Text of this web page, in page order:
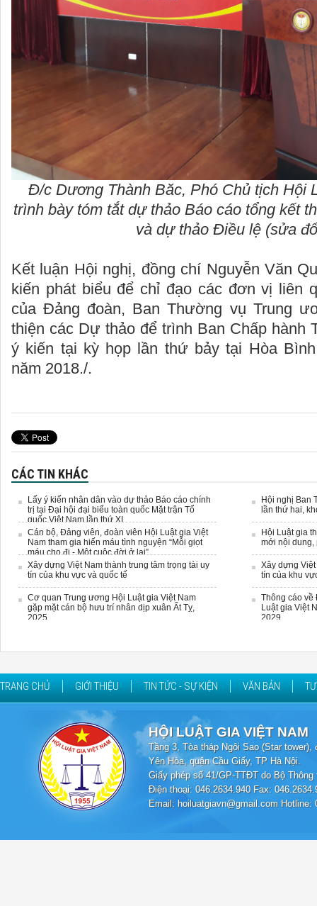
Đ/c Dương Thành Băc, Phó Chủ tịch Hội
trình bày tóm tắt dự thảo Báo cáo tổng kết
và dự thảo Điều lệ (sửa
Kết luận Hội nghị, đồng chí Nguyễn Văn
kiến phát biểu để chỉ đạo các đơn vị liên
của Đảng đoàn, Ban Thường vụ Trung
thiện các Dự thảo để trình Ban Chấp hành
ý kiến tại kỳ họp lần thứ bảy tại Hòa
năm 2018./.
CÁC TIN KHÁC
Lấy ý kiến nhân dân vào dự thảo Báo cáo chính
trị tại Đại hội đại biểu toàn quốc Mặt trận Tổ
quốc Việt Nam lần thứ XI
Cán bộ, Đảng viên, đoàn viên Hội Luật gia Việt
Nam tham gia hiến máu tình nguyện “Mỗi giọt
máu cho đi - Một cuộc đời ở lại”
Xây dựng Việt Nam thành trung tâm trọng tài uy
tín của khu vực và quốc tế
Cơ quan Trung ương Hội Luật gia Việt Nam
gặp mặt cán bộ hưu trí nhân dịp xuân Ất Tỵ,
2025
Hội nghị Ban
lần thứ hai,
Hội Luật gia
mới nội dung,
Xây dựng
tín của khu
Thông cáo
Luật gia Việt
2029
TRANG CHỦ GIỚI THIỆU TIN TỨC - SỰ KIỆN VĂN BẢN
HỘI LUẬT GIA VIỆT NAM
Tầng 3, Tòa tháp Ngôi Sao (Star
Yên Hòa, quận Cầu Giấy, TP Hà Nội.
Giấy phép số 41/GP-TTĐT do Bộ
Điện thoại: 046.2634.940 Fax:
Email: hoiluatgiavn@gmail.com Hotline: